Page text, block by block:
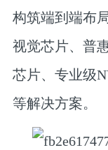
构筑端到端布
视觉芯片、普
芯片、专业级
等解决方案。